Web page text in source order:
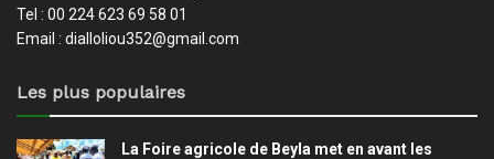
Tel : 00 224 623 69 58 01
Email : dialloliou352@gmail.com
Les plus populaires
La Foire agricole de Beyla met en avant les